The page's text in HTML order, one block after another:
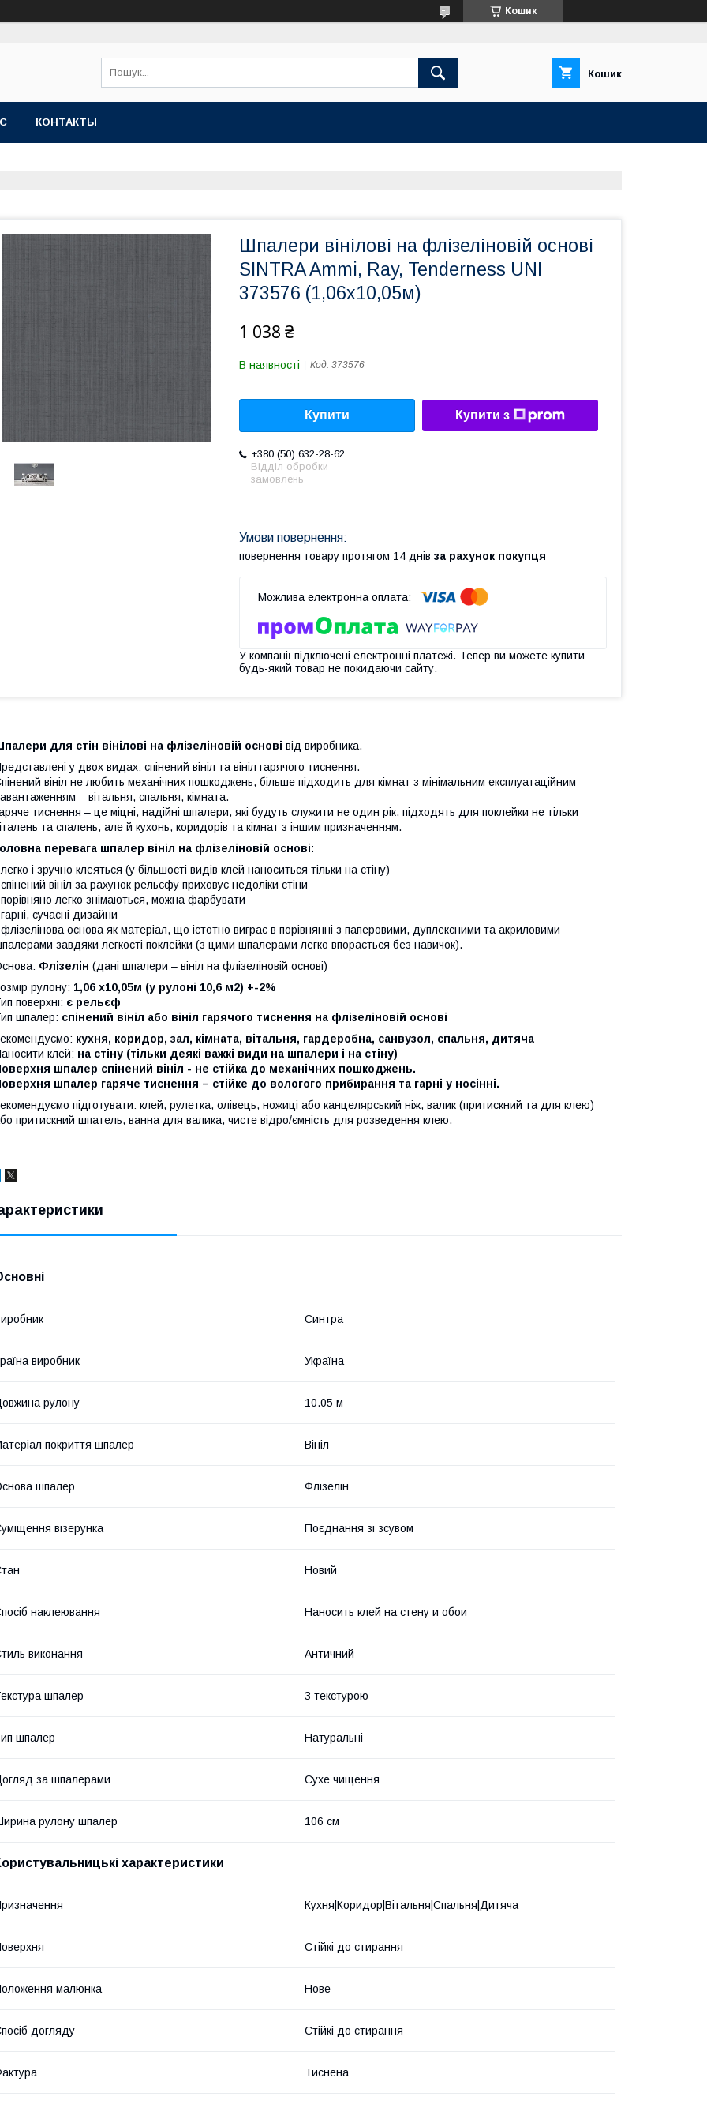
Кошик
Кошик
КОНТАКТЫ
Шпалери вінілові на флізеліновій основі
SINTRA Ammi, Ray, Tenderness UNI
373576 (1,06х10,05м)
1 038 ₴
В наявності Код: 373576
Купити Купити з
+380 (50) 632-28-62
Відділ обробки
замовлень
повернення товару протягом 14 днів за рахунок покупця
У компанії підключені електронні платежі. Тепер ви можете купити
будь-який товар не покидаючи сайту.
для стін вінілові на флізеліновій основі від виробника.
у двох видах: спінений вініл та вініл гарячого тиснення.
вініл не любить механічних пошкоджень, більше підходить для кімнат з мінімальним експлуатаційним
– вітальня, спальня, кімната.
тиснення – це міцні, надійні шпалери, які будуть служити не один рік, підходять для поклейки не тільки
та спалень, але й кухонь, коридорів та кімнат з іншим призначенням.
перевага шпалер вініл на флізеліновій основі:
і зручно клеяться (у більшості видів клей наноситься тільки на стіну)
вініл за рахунок рельєфу приховує недоліки стіни
легко знімаються, можна фарбувати
сучасні дизайни
основа як матеріал, що істотно виграє в порівнянні з паперовими, дуплексними та акриловими
завдяки легкості поклейки (з цими шпалерами легко впорається без навичок).
Флізелін (дані шпалери – вініл на флізеліновій основі)
рулону: 1,06 х10,05м (у рулоні 10,6 м2) +-2%
поверхні: є рельєф
шпалер: спінений вініл або вініл гарячого тиснення на флізеліновій основі
кухня, коридор, зал, кімната, вітальня, гардеробна, санвузол, спальня, дитяча
клей: на стіну (тільки деякі важкі види на шпалери і на стіну)
шпалер спінений вініл - не стійка до механічних пошкоджень.
шпалер гаряче тиснення – стійке до вологого прибирання та гарні у носінні.
підготувати: клей, рулетка, олівець, ножиці або канцелярський ніж, валик (притискний та для клею)
притискний шпатель, ванна для валика, чисте відро/ємність для розведення клею.
Синтра
виробник Україна
рулону 10.05 м
покриття шпалер Вініл
шпалер Флізелін
візерунка Поєднання зі зсувом
Новий
наклеювання Наносить клей на стену и обои
виконання Античний
шпалер З текстурою
шпалер Натуральні
за шпалерами Сухе чищення
рулону шпалер 106 см
характеристики
Кухня|Коридор|Вітальня|Спальня|Дитяча
Стійкі до стирання
малюнка Нове
догляду Стійкі до стирання
Тиснена